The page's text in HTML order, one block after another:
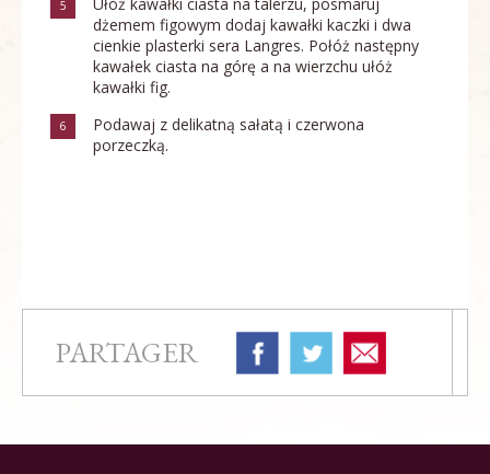
5
dżemem figowym dodaj kawałki kaczki i dwa
cienkie plasterki sera Langres. Połóż następny
kawałek ciasta na górę a na wierzchu ułóż
kawałki fig.
6
Podawaj z delikatną sałatą i czerwona
porzeczką.
PARTAGER